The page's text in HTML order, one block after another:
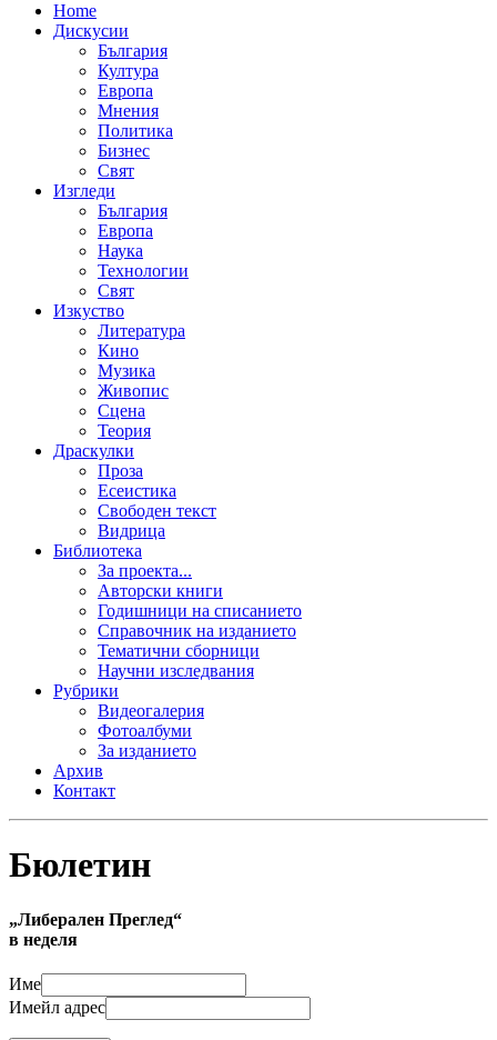
Home
Дискусии
България
Култура
Европа
Мнения
Политика
Бизнес
Свят
Изгледи
България
Европа
Наука
Технологии
Свят
Изкуство
Литература
Кино
Музика
Живопис
Сцена
Теория
Драскулки
Проза
Есеистика
Свободен текст
Видрица
Библиотека
За проекта...
Авторски книги
Годишници на списанието
Справочник на изданието
Тематични сборници
Научни изследвания
Рубрики
Видеогалерия
Фотоалбуми
За изданието
Архив
Контакт
Бюлетин
„Либерален Преглед“
в неделя
Име
Имейл адрес